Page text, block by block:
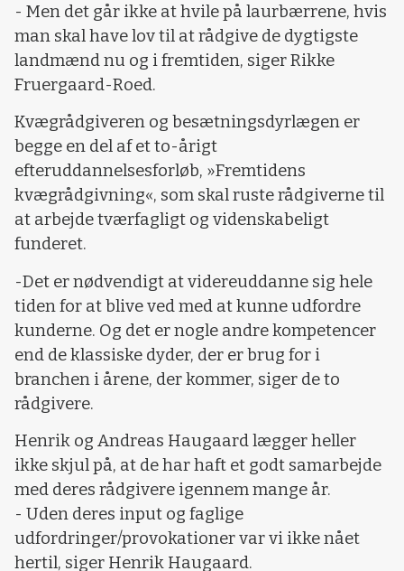
- Men det går ikke at hvile på laurbærrene, hvis
man skal have lov til at rådgive de dygtigste
landmænd nu og i fremtiden, siger Rikke
Fruergaard-Roed.
Kvægrådgiveren og besætningsdyrlægen er
begge en del af et to-årigt
efteruddannelsesforløb, »Fremtidens
kvægrådgivning«, som skal ruste rådgiverne til
at arbejde tværfagligt og videnskabeligt
funderet.
-Det er nødvendigt at videreuddanne sig hele
tiden for at blive ved med at kunne udfordre
kunderne. Og det er nogle andre kompetencer
end de klassiske dyder, der er brug for i
branchen i årene, der kommer, siger de to
rådgivere.
Henrik og Andreas Haugaard lægger heller
ikke skjul på, at de har haft et godt samarbejde
med deres rådgivere igennem mange år.
- Uden deres input og faglige
udfordringer/provokationer var vi ikke nået
hertil, siger Henrik Haugaard.